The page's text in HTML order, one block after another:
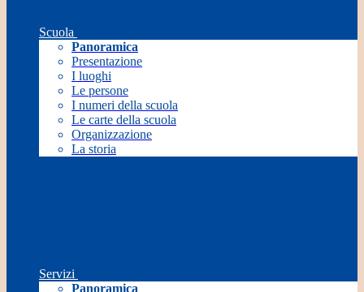
Scuola
Panoramica
Presentazione
I luoghi
Le persone
I numeri della scuola
Le carte della scuola
Organizzazione
La storia
Servizi
Panoramica